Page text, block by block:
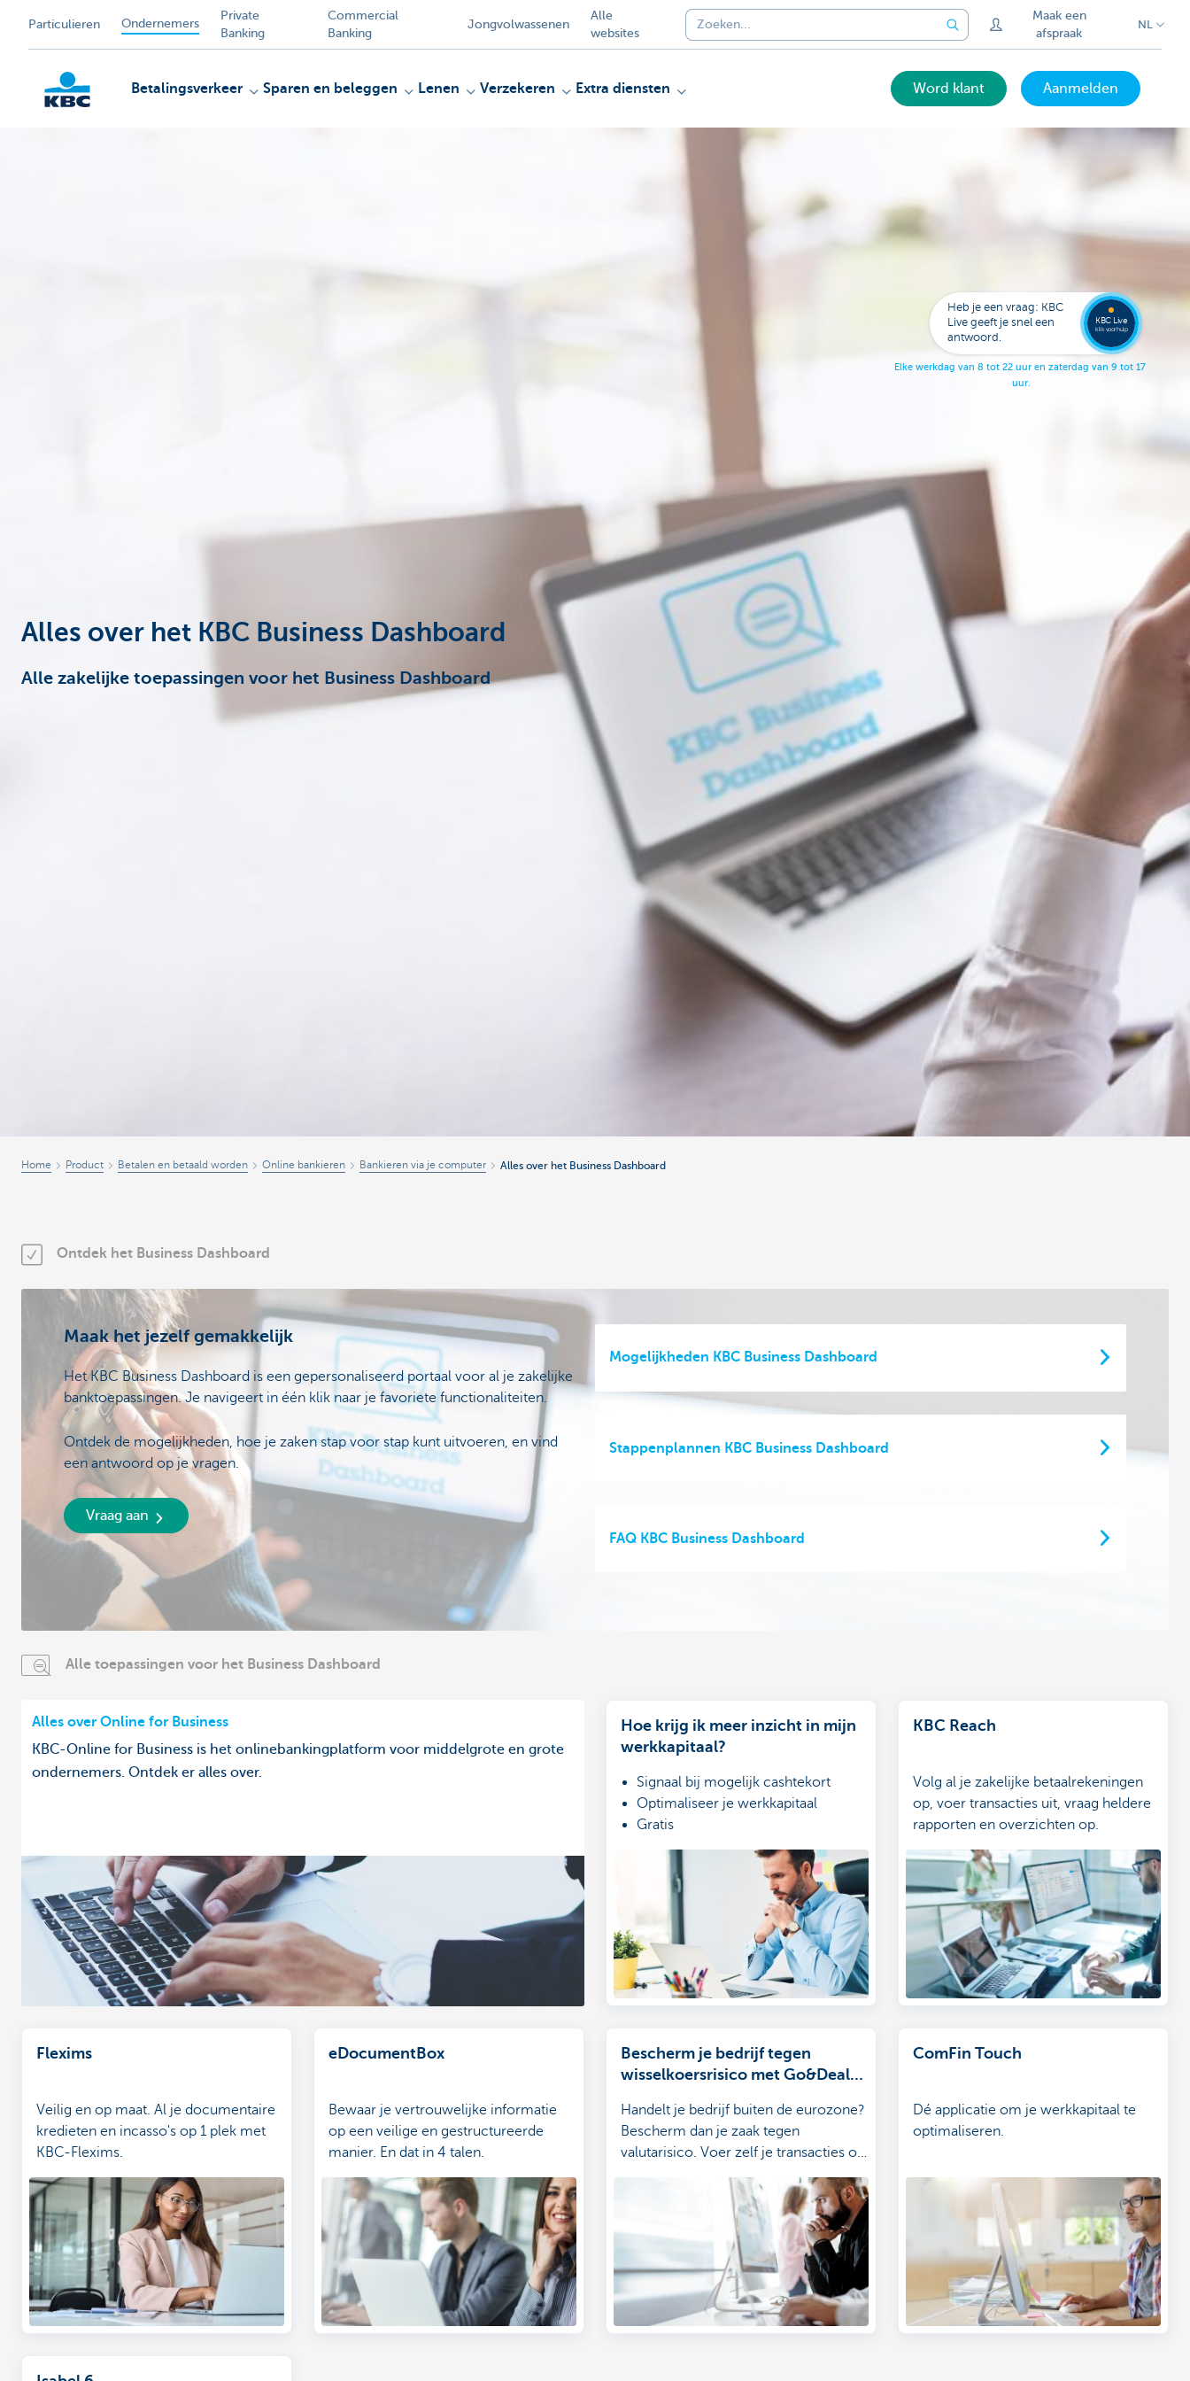
Particulieren Ondernemers
Private
Banking
Commercial
Banking
Jongvolwassenen
Alle
websites
Maak een
afspraak
NL
Betalingsverkeer Sparen en beleggen Lenen Verzekeren Extra diensten Word klant Aanmelden
Alles over het KBC Business Dashboard
Alle zakelijke toepassingen voor het Business Dashboard
Home Product Betalen en betaald worden Online bankieren Bankieren via je computer Alles over het Business Dashboard
Ontdek het Business Dashboard
Maak het jezelf gemakkelijk
Het KBC Business Dashboard is een gepersonaliseerd portaal voor al je zakelijke
banktoepassingen. Je navigeert in één klik naar je favoriete functionaliteiten.
Ontdek de mogelijkheden, hoe je zaken stap voor stap kunt uitvoeren, en vind
een antwoord op je vragen.
Vraag aan
Mogelijkheden KBC Business Dashboard
Stappenplannen KBC Business Dashboard
FAQ KBC Business Dashboard
Alle toepassingen voor het Business Dashboard
Alles over Online for Business
KBC-Online for Business is het onlinebankingplatform voor middelgrote en grote
ondernemers. Ontdek er alles over.
Hoe krijg ik meer inzicht in mijn
werkkapitaal?
Signaal bij mogelijk cashtekort
Optimaliseer je werkkapitaal
Gratis
KBC Reach
Volg al je zakelijke betaalrekeningen
op, voer transacties uit, vraag heldere
rapporten en overzichten op.
Flexims
Veilig en op maat. Al je documentaire
kredieten en incasso's op 1 plek met
KBC-Flexims.
eDocumentBox
Bewaar je vertrouwelijke informatie
op een veilige en gestructureerde
manier. En dat in 4 talen.
Bescherm je bedrijf tegen
wisselkoersrisico met Go&Deal
Handelt je bedrijf buiten de eurozone?
Bescherm dan je zaak tegen
valutarisico. Voer zelf je transacties op
de wisselmarkten uit met Go&Deal
ComFin Touch
Dé applicatie om je werkkapitaal te
optimaliseren.
Heb je een vraag: KBC
Live geeft je snel een
antwoord.
Elke werkdag van 8 tot 22 uur en zaterdag van 9 tot 17
uur.
KBC Live
klik voor hulp
Laat je